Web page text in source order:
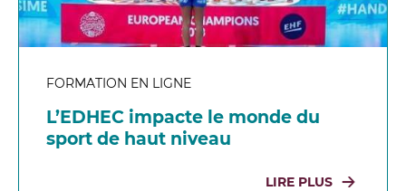
FORMATION EN LIGNE
L’EDHEC impacte le monde du
sport de haut niveau
LIRE PLUS